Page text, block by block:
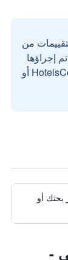
من
إجراؤها
بواسطة مستخدمين حقيقيين مع HotelsCombined أو
بحثك أو
-